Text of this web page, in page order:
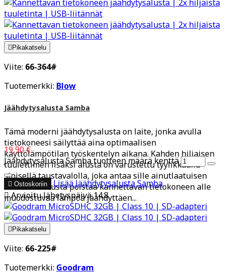
Pikakatselu
Viite: 66-364#
Tuotemerkki: Blow
Jäähdytysalusta Samba
Tämä moderni jäähdytysalusta on laite, jonka avulla
tietokoneesi säilyttää aina optimaalisen
käyttölämpötilan työskentelyn aikana. Kahden hiljaisen
tuulettimen lisäksi alusta on varustettu tyylikkäällä
sinisellä taustavalolla, joka antaa sille ainutlaatuisen
ulkonäön. Alusta poistaa kannettavan tietokoneen alle
muodostuvaa lämpöä jäähdyttäen...
19,90 €
Jäähdytysalusta Samba tuotteen määrä kenttä
 Ostoskoriin LisääJäähdytysalusta Samba
Arvioitu lähetyspäivä 14.8.
 Pikakatselu
Viite: 66-225#
Tuotemerkki: Goodram